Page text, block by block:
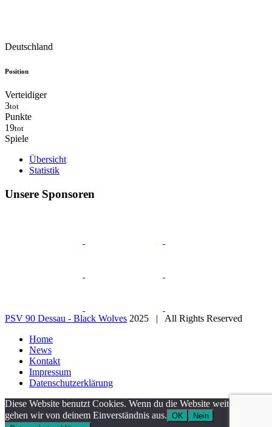
Deutschland
Position
Verteidiger
3tot
Punkte
19tot
Spiele
Übersicht
Statistik
Unsere Sponsoren
PSV 90 Dessau - Black Wolves 2025 | All Rights Reserved
Home
News
Kontakt
Impressum
Datenschutzerklärung
Diese Website benutzt Cookies. Wenn du die Website weiter nutzt,
gehen wir von deinem Einverständnis aus. OK
Nein